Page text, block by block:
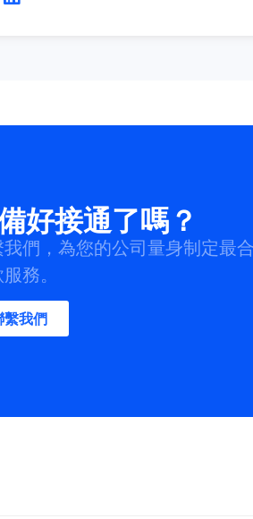
好接通了嗎？
們，為您的公司量身制定最
務。
繫我們